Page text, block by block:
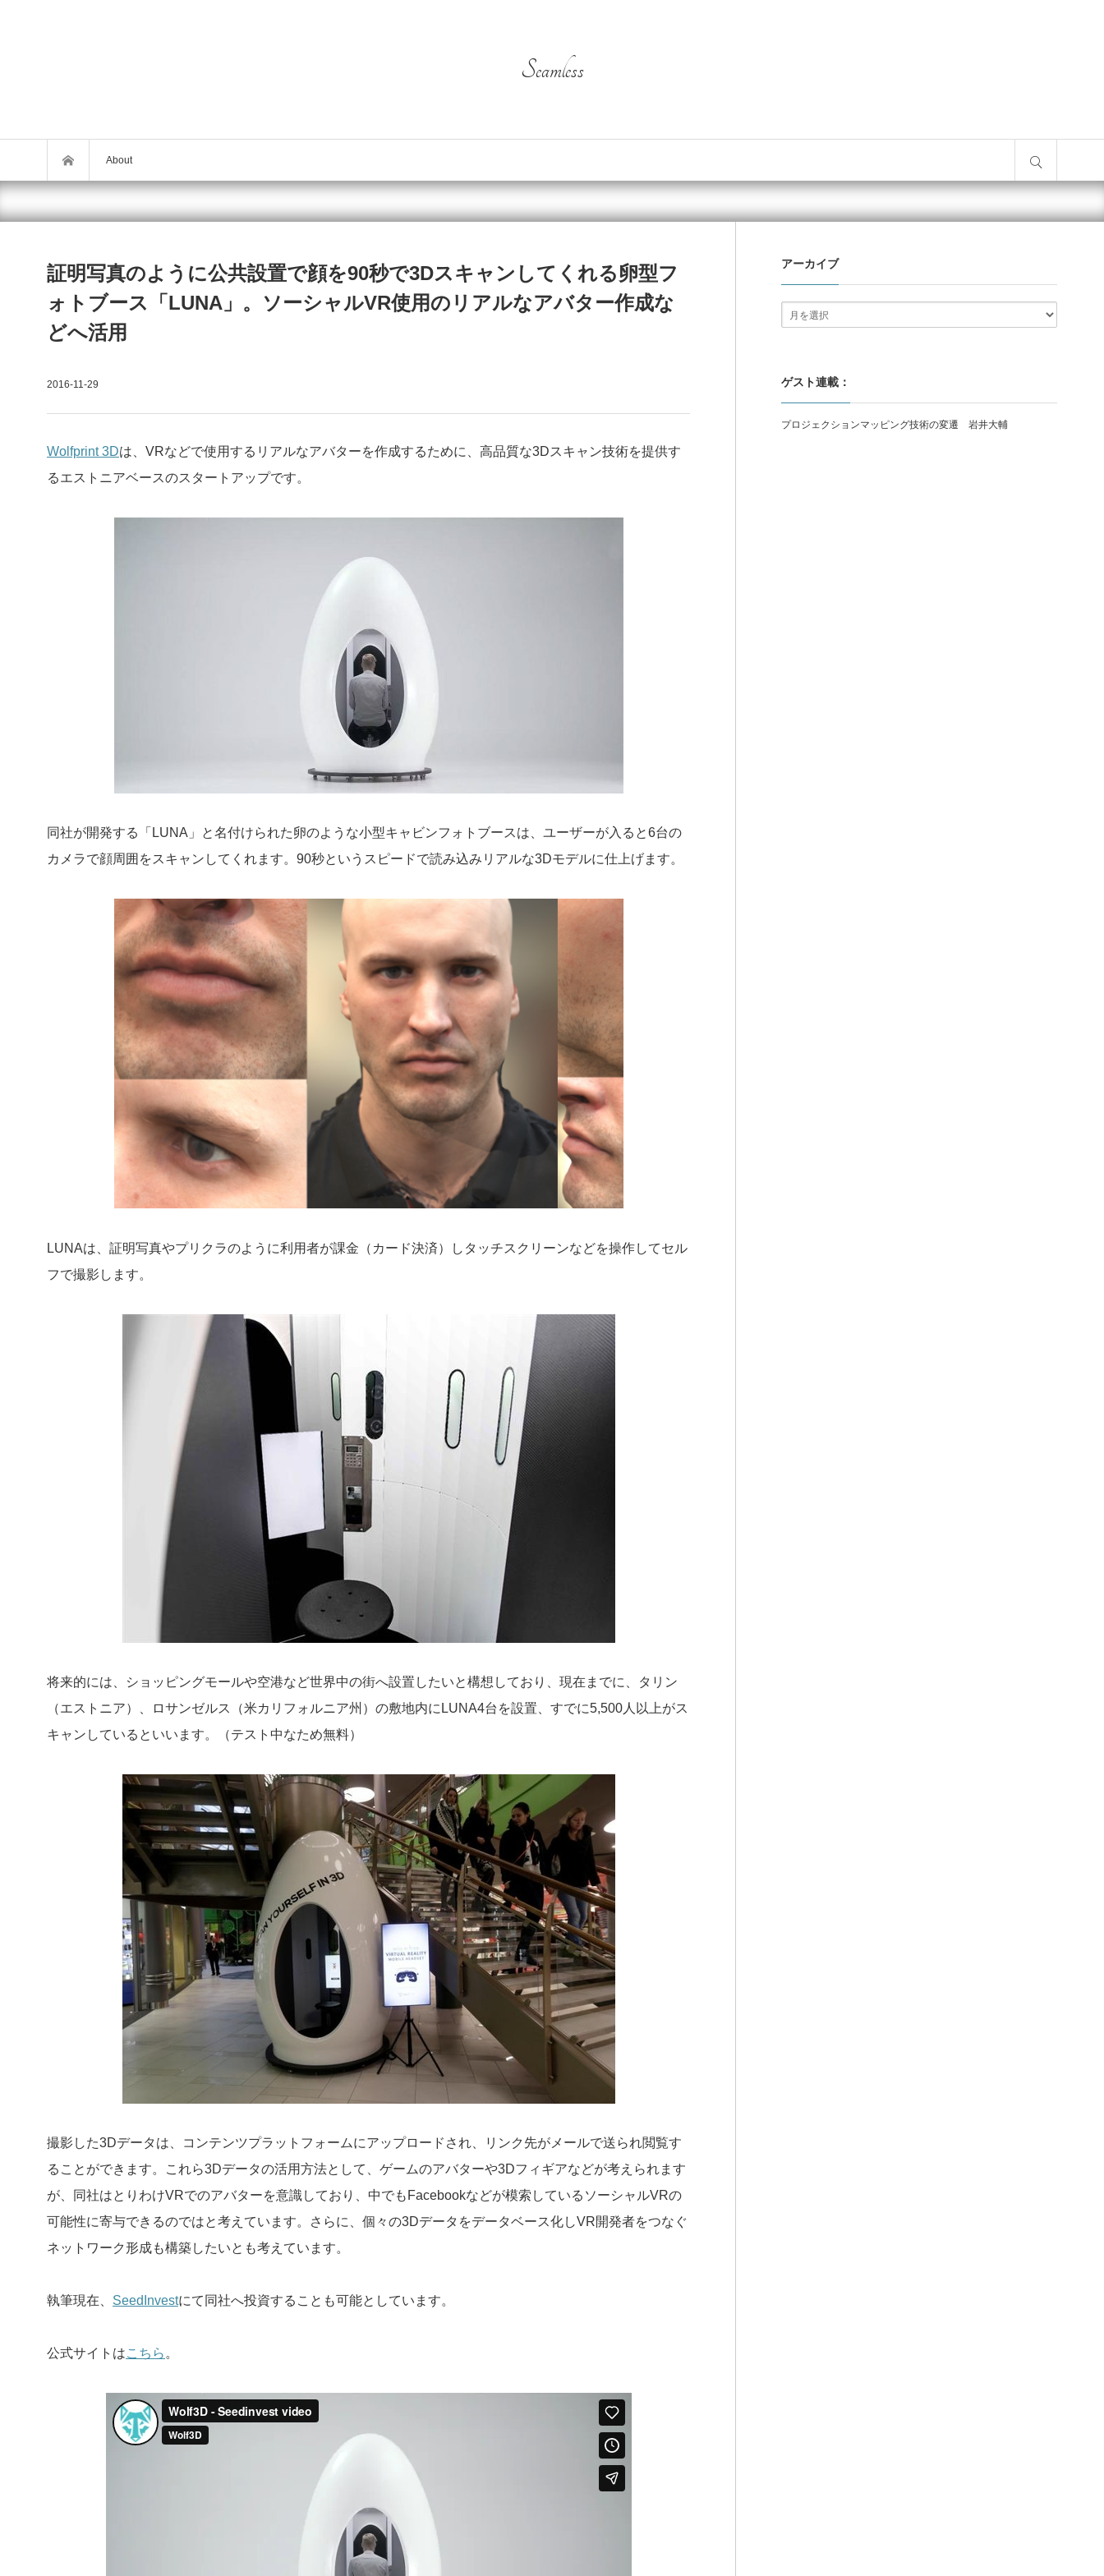
Seamless
About
証明写真のように公共設置で顔を90秒で3Dスキャンしてくれる卵型フ
ォトブース「LUNA」。ソーシャルVR使用のリアルなアバター作成な
どへ活用
2016-11-29
Wolfprint 3Dは、VRなどで使用するリアルなアバターを作成するために、高品質な3Dスキャン技術を提供す
るエストニアベースのスタートアップです。
同社が開発する「LUNA」と名付けられた卵のような小型キャビンフォトブースは、ユーザーが入ると6台の
カメラで顔周囲をスキャンしてくれます。90秒というスピードで読み込みリアルな3Dモデルに仕上げます。
LUNAは、証明写真やプリクラのように利用者が課金（カード決済）しタッチスクリーンなどを操作してセル
フで撮影します。
将来的には、ショッピングモールや空港など世界中の街へ設置したいと構想しており、現在までに、タリン
（エストニア）、ロサンゼルス（米カリフォルニア州）の敷地内にLUNA4台を設置、すでに5,500人以上がス
キャンしているといいます。（テスト中なため無料）
撮影した3Dデータは、コンテンツプラットフォームにアップロードされ、リンク先がメールで送られ閲覧す
ることができます。これら3Dデータの活用方法として、ゲームのアバターや3Dフィギアなどが考えられます
が、同社はとりわけVRでのアバターを意識しており、中でもFacebookなどが模索しているソーシャルVRの
可能性に寄与できるのではと考えています。さらに、個々の3Dデータをデータベース化しVR開発者をつなぐ
ネットワーク形成も構築したいとも考えています。
執筆現在、 SeedInvestにて同社へ投資することも可能としています。
公式サイトはこちら 。
アーカイブ
ゲスト連載：
プロジェクションマッピング技術の変遷 岩井大輔